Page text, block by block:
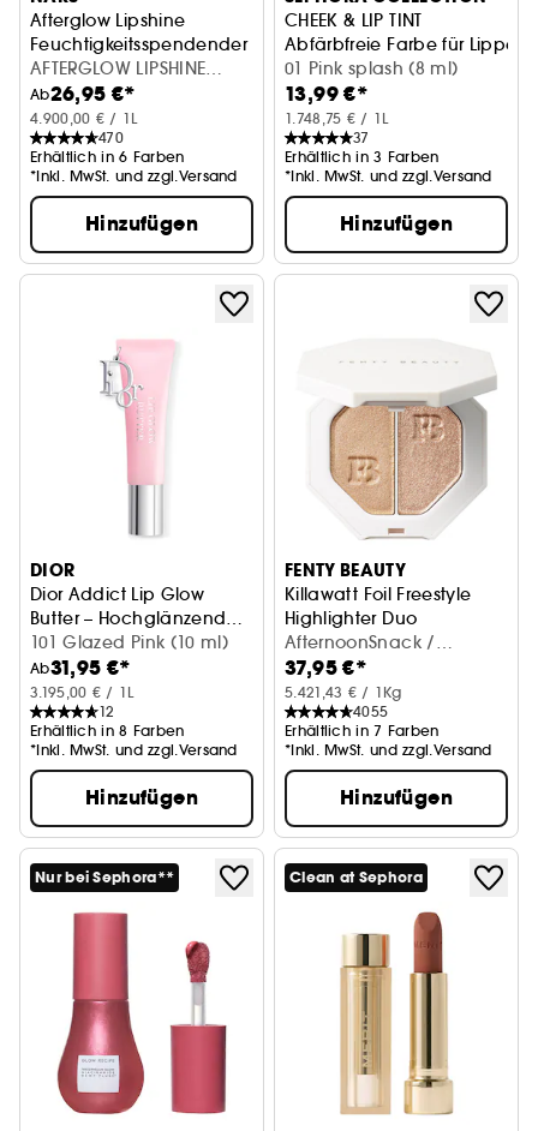
Afterglow Lipshine
Feuchtigkeitsspendender Lipgloss
AFTERGLOW LIPSHINE
ORGASM
Ab26,95 €*
4.900,00 € / 1L
470
Erhältlich in 6 Farben
*Inkl. MwSt. und zzgl.Versand
Hinzufügen
CHEEK & LIP TINT
Abfärbfreie Farbe für Lippen
01 Pink splash (8 ml)
13,99 €*
1.748,75 € / 1L
37
Erhältlich in 3 Farben
*Inkl. MwSt. und zzgl.Versand
Hinzufügen
DIOR
Dior Addict Lip Glow
Butter – Hochglänzende
Lippenpflege
101 Glazed Pink (10 ml)
Ab31,95 €*
3.195,00 € / 1L
12
Erhältlich in 8 Farben
*Inkl. MwSt. und zzgl.Versand
Hinzufügen
FENTY BEAUTY
Killawatt Foil Freestyle
Highlighter Duo
Highlighter für Wangen und
AfternoonSnack /
MoHunny (2 x 3,5 g)
37,95 €*
5.421,43 € / 1Kg
4055
Erhältlich in 7 Farben
*Inkl. MwSt. und zzgl.Versand
Hinzufügen
Nur bei Sephora** Clean at Sephora